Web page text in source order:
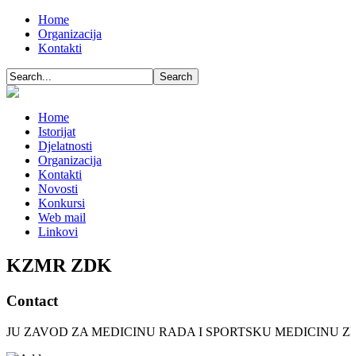
Home
Organizacija
Kontakti
Home
Istorijat
Djelatnosti
Organizacija
Kontakti
Novosti
Konkursi
Web mail
Linkovi
KZMR ZDK
Contact
JU ZAVOD ZA MEDICINU RADA I SPORTSKU MEDICINU